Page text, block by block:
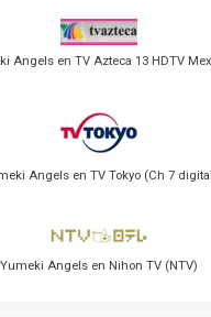
Angels en TV Azteca 13 HDTV
Angels en TV Tokyo (Ch 7
Yumeki Angels en Nihon TV (NTV)